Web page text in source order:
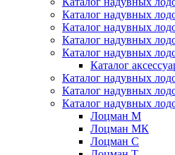
Каталог надувных
Каталог надувных
Каталог надувных
Каталог надувных
Каталог
Каталог надувных
Каталог надувных
Каталог надувных
Лоцман М
Лоцман МК
Лоцман С